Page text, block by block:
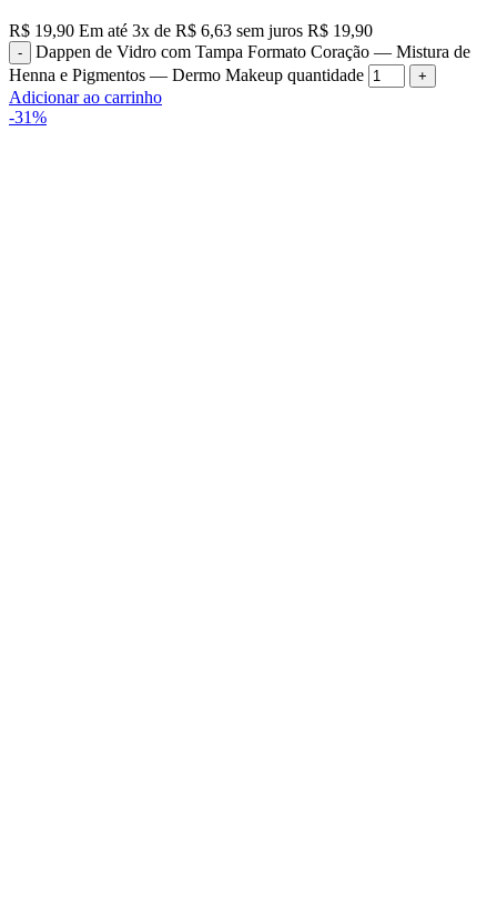
R$ 19,90 Em até 3x de R$ 6,63 sem juros R$ 19,90
Dappen de Vidro com Tampa Formato Coração — Mistura de
Henna e Pigmentos — Dermo Makeup quantidade
Adicionar ao carrinho
-31%